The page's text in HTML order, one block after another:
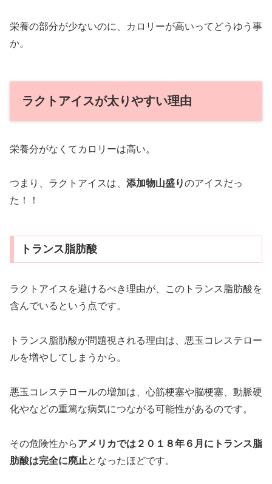
栄養の部分が少ないのに、カロリーが高いってどうゆう事
か。
ラクトアイスが太りやすい理由
栄養分がなくてカロリーは高い。
つまり、ラクトアイスは、 添加物山盛りのアイスだっ
た！！
トランス脂肪酸
ラクトアイスを避けるべき理由が、このトランス脂肪酸を
含んでいるという点です。
トランス脂肪酸が問題視される理由は、悪玉コレステロー
ルを増やしてしまうから。
悪玉コレステロールの増加は、心筋梗塞や脳梗塞、動脈硬
化やなどの重篤な病気につながる可能性があるのです。
その危険性からアメリカでは２０１８年６月にトランス脂
肪酸は完全に廃止となったほどです。